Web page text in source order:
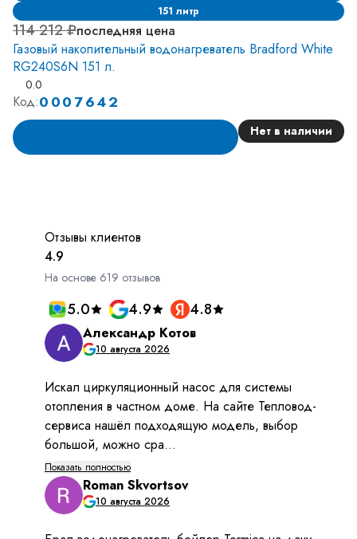
151 литр
114 212 ₽последняя цена
Газовый накопительный водонагреватель Bradford White
RG240S6N 151 л.
0.0
Код:0007642
Нет в наличии